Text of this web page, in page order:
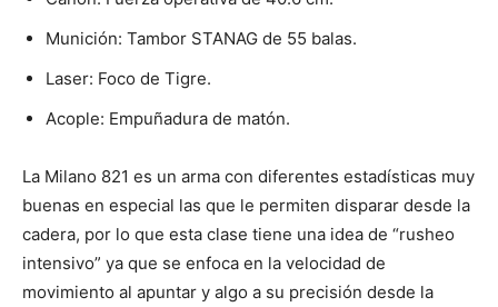
Munición: Tambor STANAG de 55 balas.
Laser: Foco de Tigre.
Acople: Empuñadura de matón.
La Milano 821 es un arma con diferentes estadísticas muy
buenas en especial las que le permiten disparar desde la
cadera, por lo que esta clase tiene una idea de “rusheo
intensivo” ya que se enfoca en la velocidad de
movimiento al apuntar y algo a su precisión desde la